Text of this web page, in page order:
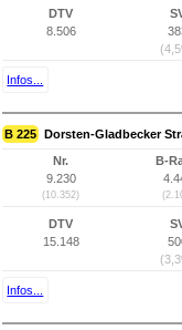
DTV
8.506
Infos...
B 225 Dorsten-Gladbecker
Nr.
9.230
(10.352)
B-
DTV
15.148
Infos...